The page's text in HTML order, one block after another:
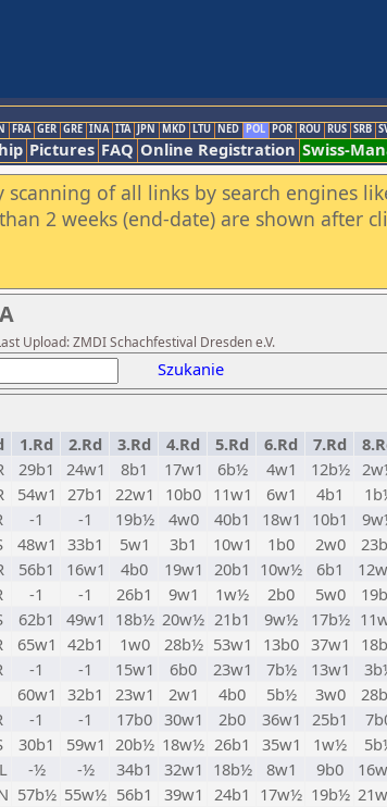
FRA GER GRE INA ITA JPN MKD LTU NED POL POR ROU RUS SRB
Pictures FAQ Online Registration Swiss-
of all links by search engines
2 weeks (end-date) are shown after
Upload: ZMDI Schachfestival Dresden e.V.
Szukanie
1.Rd 2.Rd 3.Rd 4.Rd 5.Rd 6.Rd 7.Rd
29b1 24w1 8b1 17w1 6b½ 4w1 12b½
54w1 27b1 22w1 10b0 11w1 6w1 4b1
-1 -1 19b½ 4w0 40b1 18w1 10b1
48w1 33b1 5w1 3b1 10w1 1b0 2w0
56b1 16w1 4b0 19w1 20b1 10w½ 6b1
-1 -1 26b1 9w1 1w½ 2b0 5w0
62b1 49w1 18b½ 20w½ 21b1 9w½ 17b½
65w1 42b1 1w0 28b½ 53w1 13b0 37w1
-1 -1 15w1 6b0 23w1 7b½ 13w1
60w1 32b1 23w1 2w1 4b0 5b½ 3w0
-1 -1 17b0 30w1 2b0 36w1 25b1
30b1 59w1 20b½ 18w½ 26b1 35w1 1w½
-½ -½ 34b1 32w1 18b½ 8w1 9b0
57b½ 55w½ 56b1 39w1 24b1 17w½ 19b½